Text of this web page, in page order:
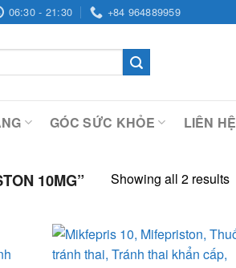
06:30 - 21:30 +84 964889959
GÓC SỨC KHỎE LIÊN HỆ
10MG” Showing all 2 results